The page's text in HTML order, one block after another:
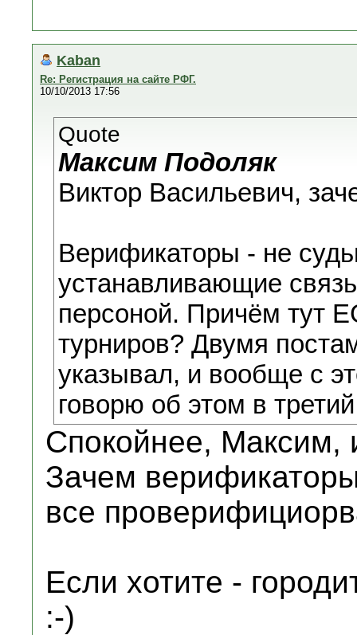
Kaban
Re: Регистрация на сайте РФГ.
10/10/2013 17:56
Quote
Максим Подоляк
Виктор Васильевич,
Верификаторы - не
устанавливающие
персоной. Причём тут
турниров? Двумя
указывал, и вообще с
говорю об этом в
Спокойнее, Максим,
Зачем
все
Если хотите -
:-)